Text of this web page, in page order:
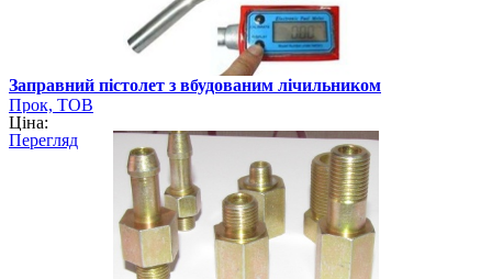
Заправний пістолет з вбудованим лічильником
Прок, ТОВ
Ціна:
Перегляд